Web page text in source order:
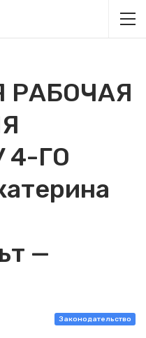
РАБОЧАЯ
4-ГО
—
Законодательство